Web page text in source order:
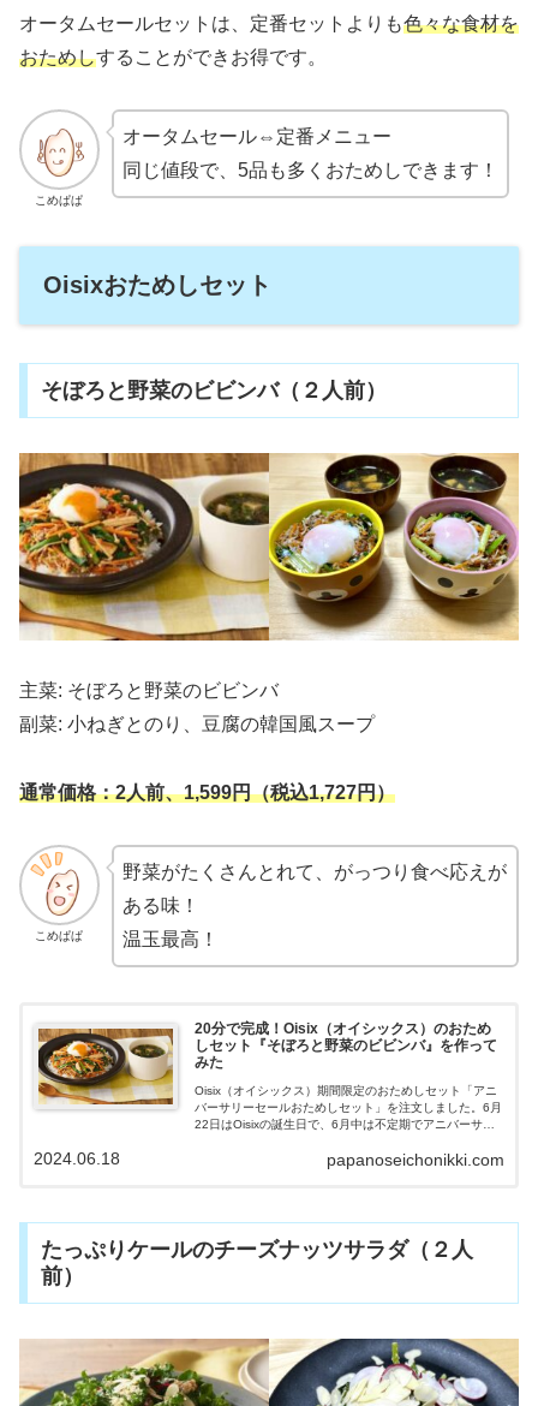
オータムセールセットは、定番セットよりも色々な食材を
おためしすることができお得です。
こめぱぱ
オータムセール⇔定番メニュー
同じ値段で、5品も多くおためしできます！
Oisixおためしセット
そぼろと野菜のビビンバ（２人前）
主菜: そぼろと野菜のビビンバ
副菜: 小ねぎとのり、豆腐の韓国風スープ
通常価格：2人前、1,599円（税込1,727円）
こめぱぱ
野菜がたくさんとれて、がっつり食べ応えが
ある味！
温玉最高！
20分で完成！Oisix（オイシックス）のおため
しセット『そぼろと野菜のビビンバ』を作って
みた
Oisix（オイシックス）期間限定のおためしセット「アニ
バーサリーセールおためしセット」を注文しました。6月
22日はOisixの誕生日で、6月中は不定期でアニバーサリ
た「kit Oisix」から、定番人気メニュー『そぼろと野菜の
papanoseichonikki.com
2024.06.18
たっぷりケールのチーズナッツサラダ（２人
前）